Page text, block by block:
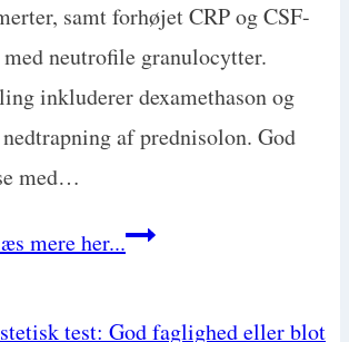
samt forhøjet CRP og CSF-
med neutrofile granulocytter.
inkluderer dexamethason og
af prednisolon. God
med…
mere her...Protokol:
Responsiv